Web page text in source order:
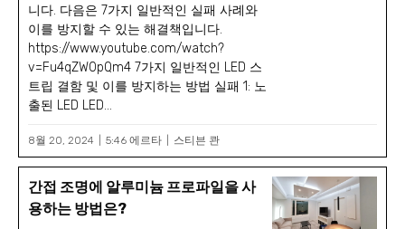
니다. 다음은 7가지 일반적인 실패 사례와
이를 방지할 수 있는 해결책입니다.
https://www.youtube.com/watch?
v=Fu4qZW0pQm4 7가지 일반적인 LED 스
트립 결함 및 이를 방지하는 방법 실패 1: 노
출된 LED LED...
8월 20, 2024 5:46 에르타 스티븐 콴
간접 조명에 알루미늄 프로파일을 사
용하는 방법은?